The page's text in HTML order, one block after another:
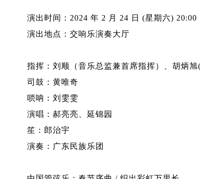
演出时间：2024 年 2 月 24 日 (星期六) 20:00
演出地点：交响乐演奏大厅
指挥：刘顺（音乐总监兼首席指挥）、胡炳
司鼓：黄唯奇
唢呐：刘雯雯
演唱：郝亮亮、延锦园
笙：郎治宇
演奏：广东民族乐团